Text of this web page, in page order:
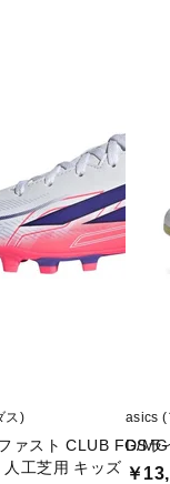
ス)
ァスト CLUB FG/
工芝用 キッズ
asics (
DSラ
￥